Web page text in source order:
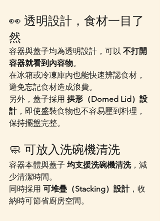
👀 透明設計，食材一目了
然
容器與蓋子均為透明設計，可以 不打開
容器就看到內容物。
在冰箱或冷凍庫內也能快速辨認食材，
避免忘記食材造成浪費。
另外，蓋子採用 拱形（Domed Lid）設
計，即使盛裝食物也不容易壓到料理，
保持擺盤完整。
🧼 可放入洗碗機清洗
容器本體與蓋子 均支援洗碗機清洗，減
少清潔時間。
同時採用 可堆疊（Stacking）設計，收
納時可節省廚房空間。